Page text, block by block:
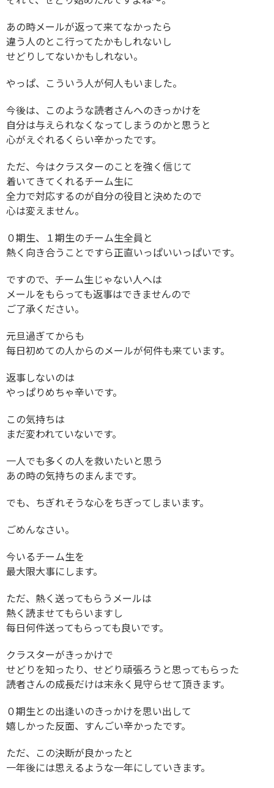
あの時メールが返って来てなかったら
違う人のとこ行ってたかもしれないし
せどりしてないかもしれない。
やっぱ、こういう人が何人もいました。
今後は、このような読者さんへのきっかけを
自分は与えられなくなってしまうのかと思うと
心がえぐれるくらい辛かったです。
ただ、今はクラスターのことを強く信じて
着いてきてくれるチーム生に
全力で対応するのが自分の役目と決めたので
心は変えません。
０期生、１期生のチーム生全員と
熱く向き合うことですら正直いっぱいいっぱいです。
ですので、チーム生じゃない人へは
メールをもらっても返事はできませんので
ご了承ください。
元旦過ぎてからも
每日初めての人からのメールが何件も来ています。
返事しないのは
やっぱりめちゃ辛いです。
この気持ちは
まだ変われていないです。
一人でも多くの人を救いたいと思う
あの時の気持ちのまんまです。
でも、ちぎれそうな心をちぎってしまいます。
ごめんなさい。
今いるチーム生を
最大限大事にします。
ただ、熱く送ってもらうメールは
熱く読ませてもらいますし
每日何件送ってもらっても良いです。
クラスターがきっかけで
せどりを知ったり、せどり頑張ろうと思ってもらった
読者さんの成長だけは末永く見守らせて頂きます。
０期生との出逢いのきっかけを思い出して
嬉しかった反面、すんごい辛かったです。
ただ、この決断が良かったと
一年後には思えるような一年にしていきます。